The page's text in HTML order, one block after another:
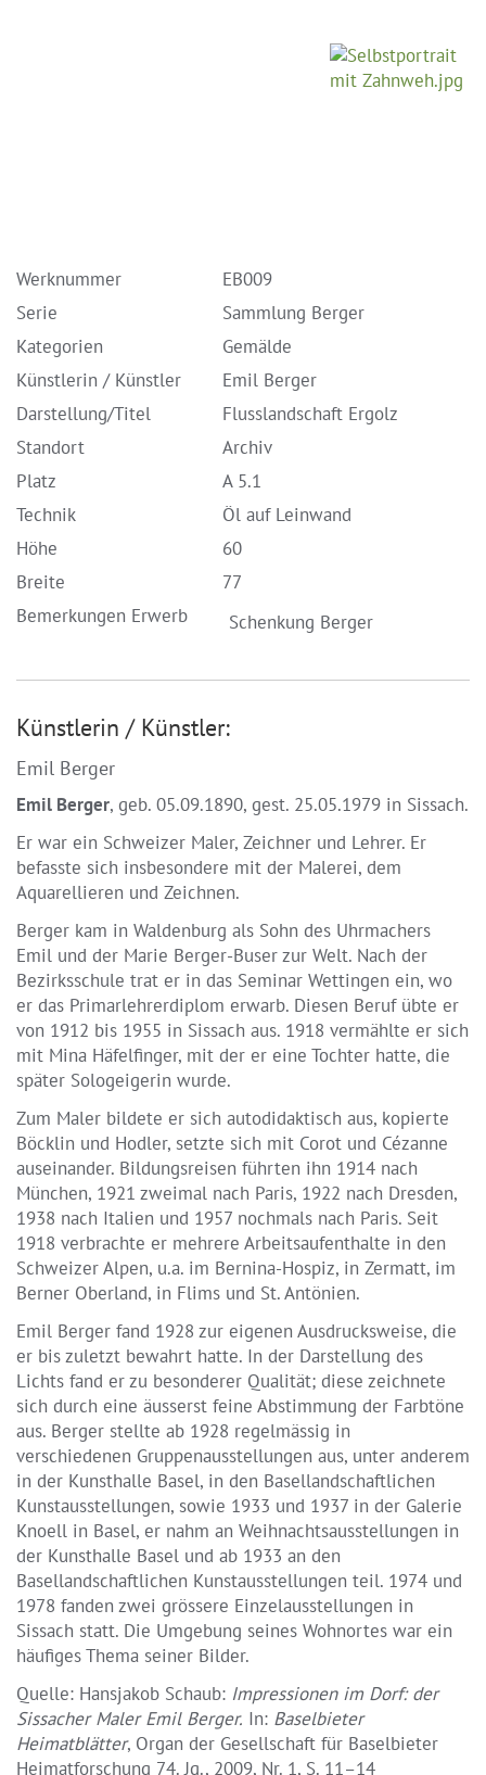
Werknummer
EB009
Serie
Sammlung Berger
Kategorien
Gemälde
Künstlerin / Künstler
Emil Berger
Darstellung/Titel
Flusslandschaft Ergolz
Standort
Archiv
Platz
A 5.1
Technik
Öl auf Leinwand
Höhe
60
Breite
77
Bemerkungen Erwerb
Schenkung Berger
Künstlerin / Künstler:
Emil Berger
Emil Berger, geb. 05.09.1890, gest. 25.05.1979 in Sissach.
Er war ein Schweizer Maler, Zeichner und Lehrer. Er
befasste sich insbesondere mit der Malerei, dem
Aquarellieren und Zeichnen.
Berger kam in Waldenburg als Sohn des Uhrmachers
Emil und der Marie Berger-Buser zur Welt. Nach der
Bezirksschule trat er in das Seminar Wettingen ein, wo
er das Primarlehrerdiplom erwarb. Diesen Beruf übte er
von 1912 bis 1955 in Sissach aus. 1918 vermählte er sich
mit Mina Häfelfinger, mit der er eine Tochter hatte, die
später Sologeigerin wurde.
Zum Maler bildete er sich autodidaktisch aus, kopierte
Böcklin und Hodler, setzte sich mit Corot und Cézanne
auseinander. Bildungsreisen führten ihn 1914 nach
München, 1921 zweimal nach Paris, 1922 nach Dresden,
1938 nach Italien und 1957 nochmals nach Paris. Seit
1918 verbrachte er mehrere Arbeitsaufenthalte in den
Schweizer Alpen, u.a. im Bernina-Hospiz, in Zermatt, im
Berner Oberland, in Flims und St. Antönien.
Emil Berger fand 1928 zur eigenen Ausdrucksweise, die
er bis zuletzt bewahrt hatte. In der Darstellung des
Lichts fand er zu besonderer Qualität; diese zeichnete
sich durch eine äusserst feine Abstimmung der Farbtöne
aus. Berger stellte ab 1928 regelmässig in
verschiedenen Gruppenausstellungen aus, unter anderem
in der Kunsthalle Basel, in den Basellandschaftlichen
Kunstausstellungen, sowie 1933 und 1937 in der Galerie
Knoell in Basel, er nahm an Weihnachtsausstellungen in
der Kunsthalle Basel und ab 1933 an den
Basellandschaftlichen Kunstausstellungen teil. 1974 und
1978 fanden zwei grössere Einzelausstellungen in
Sissach statt. Die Umgebung seines Wohnortes war ein
häufiges Thema seiner Bilder.
Quelle: Hansjakob Schaub: Impressionen im Dorf: der
Sissacher Maler Emil Berger. In: Baselbieter
Heimatblätter, Organ der Gesellschaft für Baselbieter
Heimatforschung 74. Jg., 2009, Nr. 1, S. 11–14